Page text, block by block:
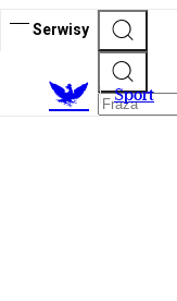
Serwisy
Sport